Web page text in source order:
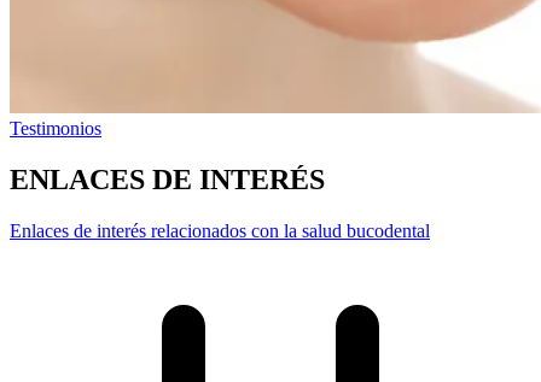
Testimonios
ENLACES DE INTERÉS
Enlaces de interés relacionados con la salud bucodental